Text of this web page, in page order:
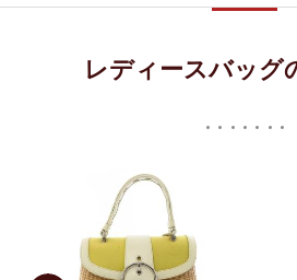
レディースバッグ